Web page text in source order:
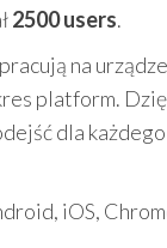
2500 users.
na
platform.
dla
iOS,